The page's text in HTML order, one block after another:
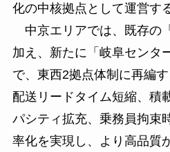
化の中核拠点として運営す
中京エリアでは、既存の
加え、新たに「岐阜センタ
で、東西2拠点体制に再編
配送リードタイム短縮、積
パシティ拡充、乗務員拘束
率化を実現し、より高品質